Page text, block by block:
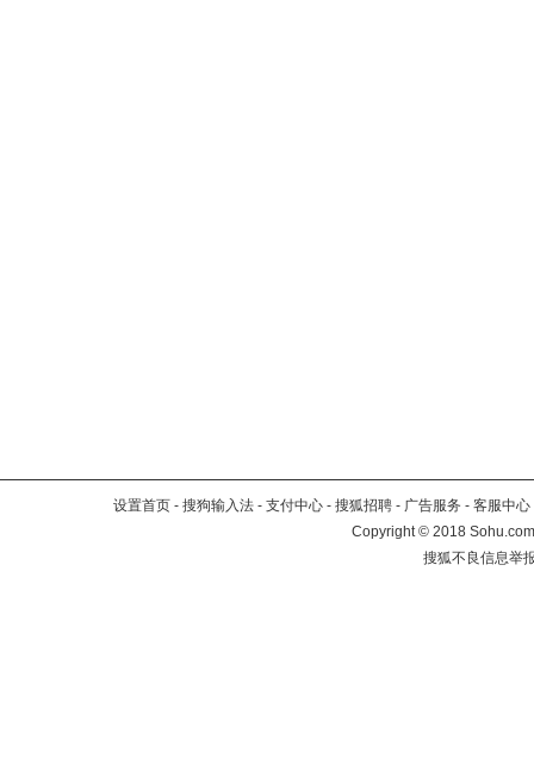
设置首页 - 搜狗输入法 - 支付中心 - 搜狐招聘 - 广告服务 - 客服中心
Copyright©2018
搜狐不良信息举